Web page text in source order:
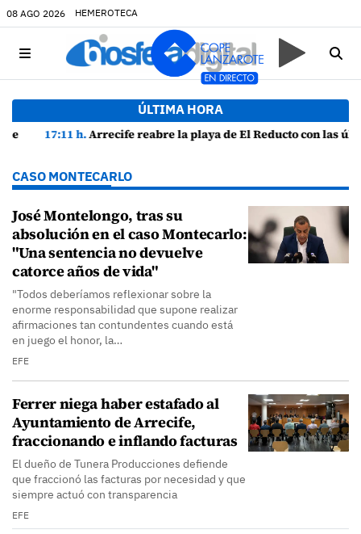
08 AGO 2026 HEMEROTECA
ÚLTIMA HORA
17:11 h.Arrecife reabre la playa de El Reducto con las últimas analíticas mostrando "una buena calidad de las aguas para el baño"
CASO MONTECARLO
José Montelongo, tras su
absolución en el caso Montecarlo:
"Una sentencia no devuelve
catorce años de vida"
"Todos deberíamos reflexionar sobre la
enorme responsabilidad que supone realizar
afirmaciones tan contundentes cuando está
en juego el honor, la…
EFE
Ferrer niega haber estafado al
Ayuntamiento de Arrecife,
fraccionando e inflando facturas
El dueño de Tunera Producciones defiende
que fraccionó las facturas por necesidad y que
siempre actuó con transparencia
EFE